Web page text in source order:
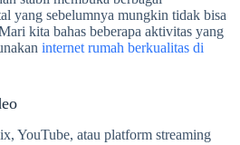
yang sebelumnya mungkin tidak bisa
kita bahas beberapa aktivitas yang
internet rumah berkualitas di
YouTube, atau platform streaming